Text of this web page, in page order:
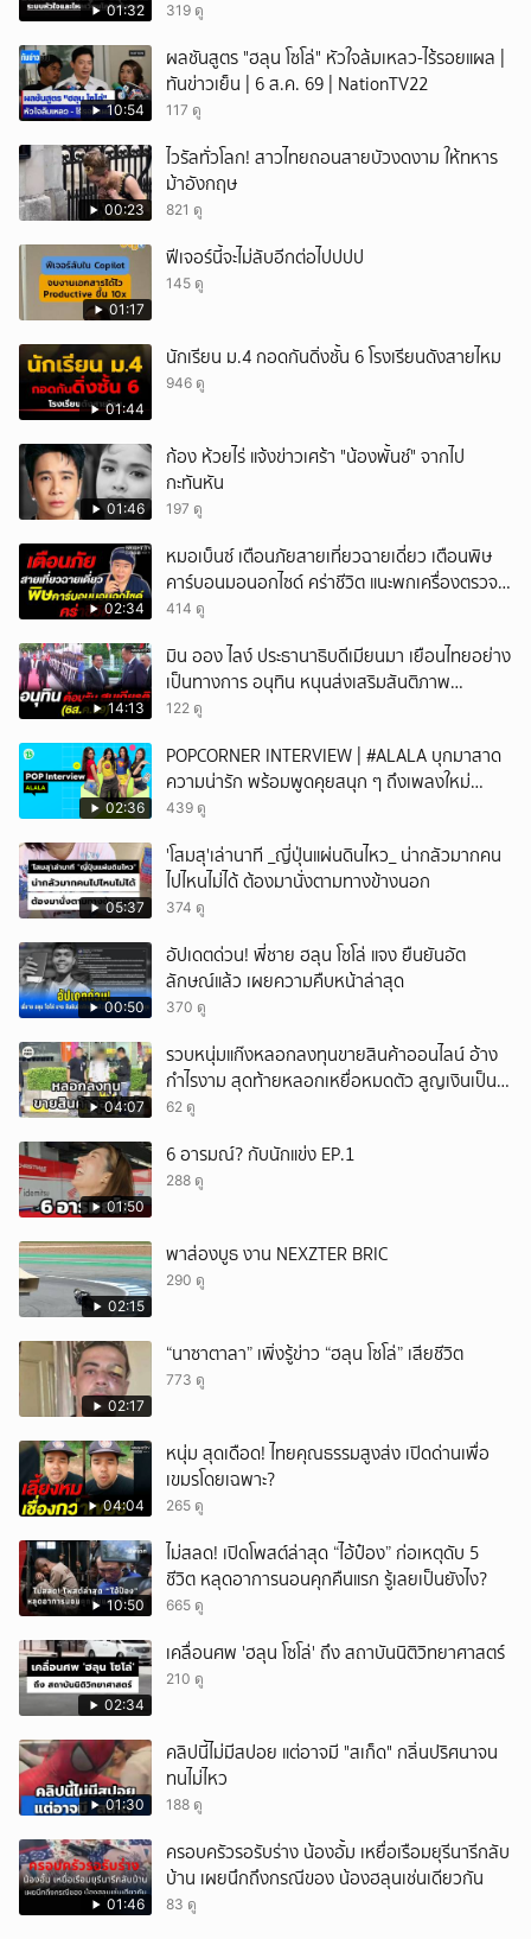
01:32 319 ดู
10:54
ผลชันสูตร "ฮลุน โซโล่" หัวใจล้มเหลว-ไร้รอยแผล |
ทันข่าวเย็น | 6 ส.ค. 69 | NationTV22
117 ดู
00:23
ไวรัลทั่วโลก! สาวไทยถอนสายบัวงดงาม ให้ทหาร
ม้าอังกฤษ
821 ดู
01:17
ฟีเจอร์นี้จะไม่ลับอีกต่อไปปปป
145 ดู
01:44
นักเรียน ม.4 กอดกันดิ่งชั้น 6 โรงเรียนดังสายไหม
946 ดู
01:46
ก้อง ห้วยไร่ แจ้งข่าวเศร้า "น้องพั้นช์" จากไป
กะทันหัน
197 ดู
02:34
หมอเบ็นซ์ เตือนภัยสายเที่ยวฉายเดี่ยว เตือนพิษ
คาร์บอนมอนอกไซด์ คร่าชีวิต แนะพกเครื่องตรวจ
วัดติดตัว
414 ดู
14:13
มิน ออง ไลง์ ประธานาธิบดีเมียนมา เยือนไทยอย่าง
เป็นทางการ อนุทิน หนุนส่งเสริมสันติภาพ
เสถียรภาพชายแดน
122 ดู
02:36
POPCORNER INTERVIEW | #ALALA บุกมาสาด
ความน่ารัก พร้อมพูดคุยสนุก ๆ ถึงเพลงใหม่
'ON&OFF'
439 ดู
05:37
'โสมสุ'เล่านาที _ญี่ปุ่นแผ่นดินไหว_ น่ากลัวมากคน
ไปไหนไม่ได้ ต้องมานั่งตามทางข้างนอก
374 ดู
00:50
อัปเดตด่วน! พี่ชาย ฮลุน โซโล่ แจง ยืนยันอัต
ลักษณ์แล้ว เผยความคืบหน้าล่าสุด
370 ดู
04:07
รวบหนุ่มแก๊งหลอกลงทุนขายสินค้าออนไลน์ อ้าง
กำไรงาม สุดท้ายหลอกเหยื่อหมดตัว สูญเงินเป็น
แสนบาท ยังให้การปฏิเสธ
62 ดู
01:50
6 อารมณ์? กับนักแข่ง EP.1
288 ดู
02:15
พาส่องบูธ งาน NEXZTER BRIC
290 ดู
02:17
“นาซาตาลา” เพิ่งรู้ข่าว “ฮลุน โซโล่” เสียชีวิต
773 ดู
04:04
หนุ่ม สุดเดือด! ไทยคุณธรรมสูงส่ง เปิดด่านเพื่อ
เขมรโดยเฉพาะ?
265 ดู
10:50
ไม่สลด! เปิดโพสต์ล่าสุด “ไอ้ป๋อง” ก่อเหตุดับ 5
ชีวิต หลุดอาการนอนคุกคืนแรก รู้เลยเป็นยังไง?
665 ดู
02:34
เคลื่อนศพ 'ฮลุน โซโล่' ถึง สถาบันนิติวิทยาศาสตร์
210 ดู
01:30
คลิปนี้ไม่มีสปอย แต่อาจมี "สเก็ด" กลิ่นปริศนาจน
ทนไม่ไหว
188 ดู
01:46
ครอบครัวรอรับร่าง น้องอั้ม เหยื่อเรือมยุรีนารีกลับ
บ้าน เผยนึกถึงกรณีของ น้องฮลุนเช่นเดียวกัน
83 ดู